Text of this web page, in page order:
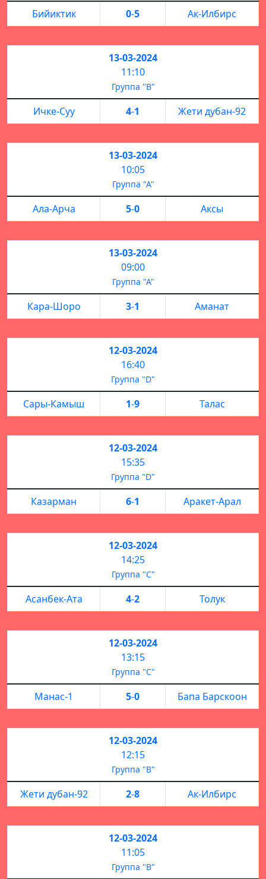
Бийиктик 0-5 Ак-Илбирс
13-03-2024
11:10
Группа "B"
Ичке-Суу 4-1 Жети дубан-92
13-03-2024
10:05
Группа "А"
Ала-Арча 5-0 Аксы
13-03-2024
09:00
Группа "А"
Кара-Шоро 3-1 Аманат
12-03-2024
16:40
Группа "D"
Сары-Камыш 1-9 Талас
12-03-2024
15:35
Группа "D"
Казарман 6-1 Аракет-Арал
12-03-2024
14:25
Группа "С"
Асанбек-Ата 4-2 Толук
12-03-2024
13:15
Группа "С"
Манас-1 5-0 Бапа Барскоон
12-03-2024
12:15
Группа "B"
Жети дубан-92 2-8 Ак-Илбирс
12-03-2024
11:05
Группа "B"